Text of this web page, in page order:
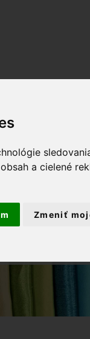
a cielené
Zmeniť